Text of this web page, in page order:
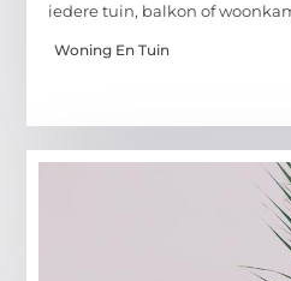
iedere tuin, balkon of
Woning En Tuin